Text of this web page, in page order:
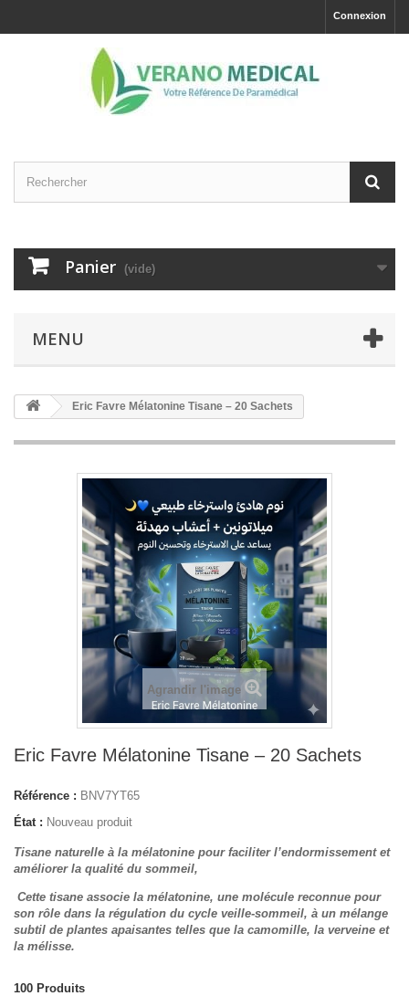
Connexion
Panier (vide)
MENU
Eric Favre Mélatonine Tisane – 20 Sachets
Agrandir l'image
Eric Favre Mélatonine Tisane – 20 Sachets
Référence : BNV7YT65
État : Nouveau produit
Tisane naturelle à la mélatonine pour faciliter l’endormissement et
améliorer la qualité du sommeil,
Cette tisane associe la mélatonine, une molécule reconnue pour
son rôle dans la régulation du cycle veille-sommeil, à un mélange
subtil de plantes apaisantes telles que la camomille, la verveine et
la mélisse.
100 Produits